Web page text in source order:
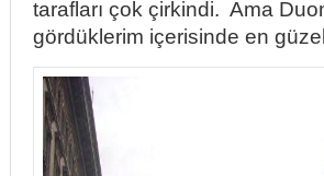
tarafları çok çirkindi. Ama
gördüklerim içerisinde en